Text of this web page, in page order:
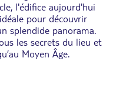
l'édifice aujourd'hui
pour découvrir
splendide panorama.
les secrets du lieu et
Moyen Âge.